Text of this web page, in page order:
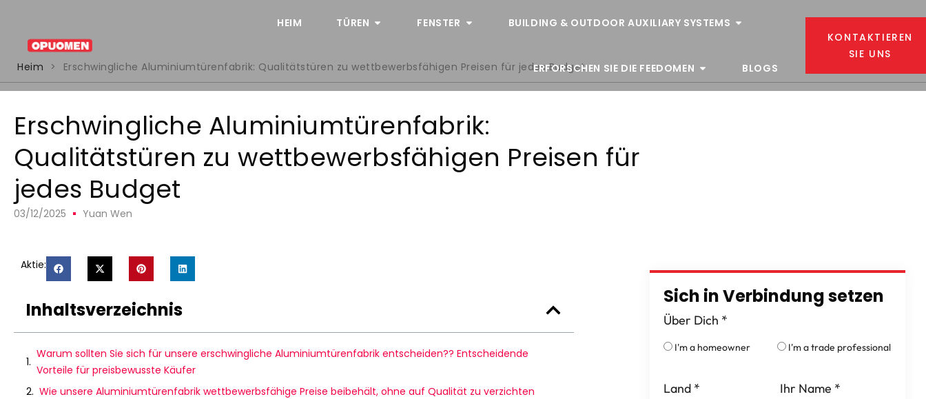
HEIM TÜREN FENSTER BUILDING & OUTDOOR AUXILIARY SYSTEMS
ERFORSCHEN SIE DIE FEEDOMEN BLOGS
KONTAKTIEREN
SIE UNS
Heim
> Erschwingliche Aluminiumtürenfabrik: Qualitätstüren zu wettbewerbsfähigen Preisen für jedes Budget
Erschwingliche Aluminiumtürenfabrik:
Qualitätstüren zu wettbewerbsfähigen Preisen für
jedes Budget
03/12/2025 Yuan Wen
Aktie:
Inhaltsverzeichnis
Warum sollten Sie sich für unsere erschwingliche Aluminiumtürenfabrik entscheiden?? Entscheidende
Vorteile für preisbewusste Käufer
Wie unsere Aluminiumtürenfabrik wettbewerbsfähige Preise beibehält, ohne auf Qualität zu verzichten
Sich in Verbindung setzen
Über Dich *
I'm a homeowner I'm a trade professional
Land * Ihr Name *